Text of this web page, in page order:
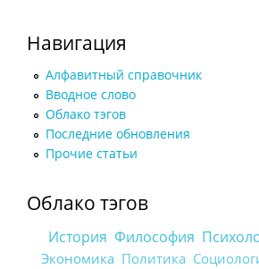
Навигация
Алфавитный справочник
Вводное слово
Облако тэгов
Последние обновления
Прочие статьи
Облако тэгов
История Философия
Экономика Политика